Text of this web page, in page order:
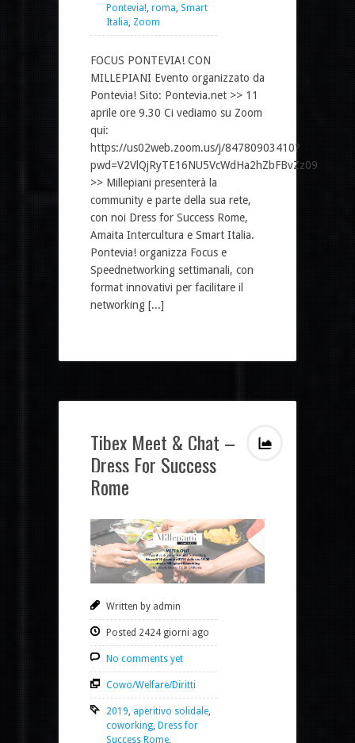
Pontevia! roma Smart
Italia Zoom
FOCUS PONTEVIA! CON
MILLEPIANI Evento organizzato da
Pontevia! Sito: Pontevia.net >> 11
aprile ore 9.30 Ci vediamo su Zoom
qui:
https://us02web.zoom.us/j/84780903410?
pwd=V2VlQjRyTE16NU5VcWdHa2hZbFBvZz09
>> Millepiani presenterà la
community e parte della sua rete,
con noi Dress for Success Rome,
Amaita Intercultura e Smart Italia.
Pontevia! organizza Focus e
Speednetworking settimanali, con
format innovativi per facilitare il
networking [...]
Tibex Meet & Chat –
Dress For Success
Rome
Written by admin
Posted 2424 giorni ago
No comments yet
Cowo/Welfare/Diritti
2019, aperitivo solidale,
coworking, Dress for
Success Rome,